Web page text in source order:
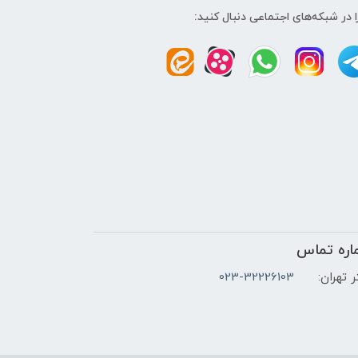
در شبکه‌های اجتماعی دنبال کنید:
تماس
تهران: 023-32226103